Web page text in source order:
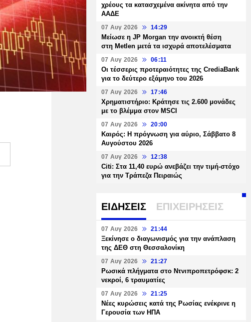
χρέους τα κατασχεμένα ακίνητα από την
ΑΑΔΕ
07 Αυγ 2026 14:29
Μείωσε η JP Morgan την ανοικτή θέση
στη Metlen μετά τα ισχυρά αποτελέσματα
07 Αυγ 2026 06:11
Οι τέσσερις προτεραιότητες της CrediaBank
για το δεύτερο εξάμηνο του 2026
07 Αυγ 2026 17:46
Χρηματιστήριο: Κράτησε τις 2.600 μονάδες
με το βλέμμα στον MSCI
07 Αυγ 2026 20:00
Καιρός: Η πρόγνωση για αύριο, Σάββατο 8
Αυγούστου 2026
07 Αυγ 2026 12:38
Citi: Στα 11,40 ευρώ ανεβάζει την τιμή-στόχο
για την Τράπεζα Πειραιώς
ΕΙΔΗΣΕΙΣ ΕΠΙΧΕΙΡΗΣΕΙΣ
07 Αυγ 2026 21:44
Ξεκίνησε ο διαγωνισμός για την ανάπλαση
της ΔΕΘ στη Θεσσαλονίκη
07 Αυγ 2026 21:27
Ρωσικά πλήγματα στο Ντνιπροπετρόφσκ: 2
νεκροί, 6 τραυματίες
07 Αυγ 2026 21:25
Νέες κυρώσεις κατά της Ρωσίας ενέκρινε η
Γερουσία των ΗΠΑ